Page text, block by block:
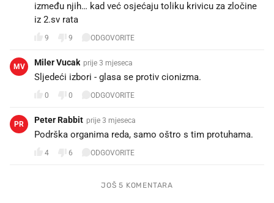
između njih… kad već osjećaju toliku krivicu za zločine
iz 2.sv rata
9 9 ODGOVORITE
MV Miler Vucak prije 3 mjeseca
Sljedeći izbori - glasa se protiv cionizma.
0 0 ODGOVORITE
PR Peter Rabbit prije 3 mjeseca
Podrška organima reda, samo oštro s tim protuhama.
4 6 ODGOVORITE
JOŠ 5 KOMENTARA